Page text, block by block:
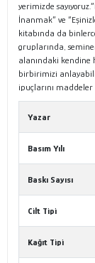
yerimizde
İnanmak” ve
kitabında da
gruplarında,
alanındaki kendine
birbirimizi
ipuçlarını
Yazar
Basım Yılı
Baskı Sayısı
Cilt Tipi
Kağıt Tipi